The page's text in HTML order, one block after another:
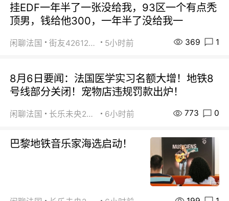
挂EDF一年半了一张没给我，93区一个有点秃
顶男，钱给他300，一年半了没给我一
闲聊法国 街友42612092 5小时前 369 1
8月6日要闻：法国医学实习名额大增！地铁8
号线部分关闭！宠物店违规罚款出炉！
闲聊法国 长乐未央2015 6小时前 773 0
巴黎地铁音乐家海选启动！